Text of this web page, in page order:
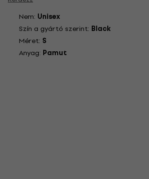
Nem: Unisex
Szín a gyártó szerint: Black
Méret: S
Anyag: Pamut